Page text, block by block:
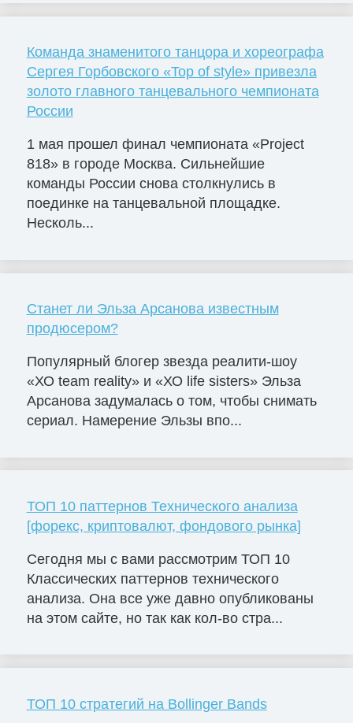
Команда знаменитого танцора и хореографа
Сергея Горбовского «Top of style» привезла
золото главного танцевального чемпионата
России
1 мая прошел финал чемпионата «Project
818» в городе Москва. Сильнейшие
команды России снова столкнулись в
поединке на танцевальной площадке.
Несколь...
Станет ли Эльза Арсанова известным
продюсером?
Популярный блогер звезда реалити-шоу
«ХО team reality» и «ХО life sisters» Эльза
Арсанова задумалась о том, чтобы снимать
сериал. Намерение Эльзы впо...
ТОП 10 паттернов Технического анализа
[форекс, криптовалют, фондового рынка]
Сегодня мы с вами рассмотрим ТОП 10
Классических паттернов технического
анализа. Она все уже давно опубликованы
на этом сайте, но так как кол-во стра...
ТОП 10 стратегий на Bollinger Bands